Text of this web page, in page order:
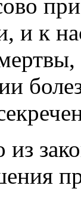
и к
из